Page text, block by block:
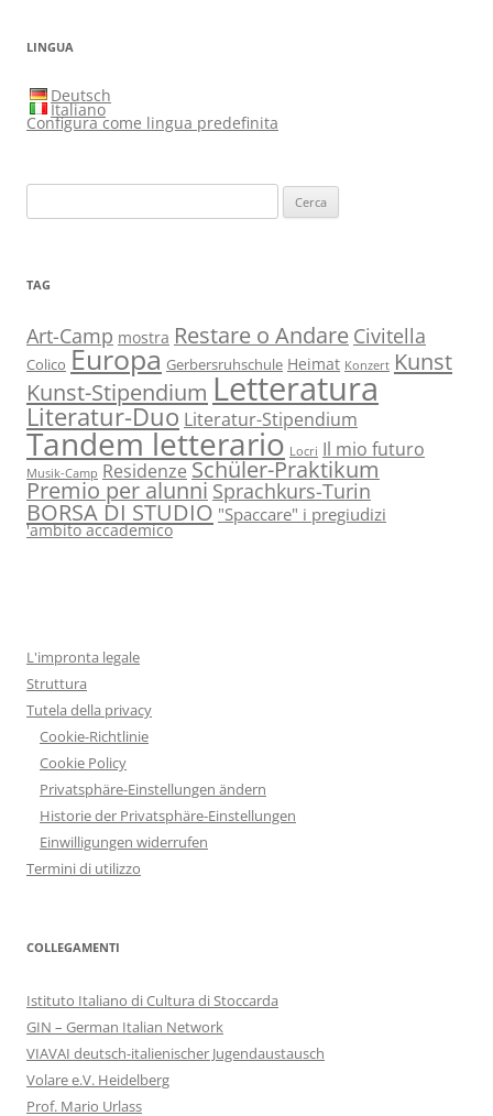
LINGUA
Deutsch
Italiano
Configura come lingua predefinita
per:
TAG
Art-Camp mostra Restare o Andare Civitella
Colico Europa Gerbersruhschule Heimat Konzert Kunst
Kunst-Stipendium Letteratura
Literatur-Duo Literatur-Stipendium
Tandem letterario Locri Il mio futuro
Musik-Camp Residenze Schüler-Praktikum
Premio per alunni Sprachkurs-Turin
BORSA DI STUDIO "Spaccare" i pregiudizi
'ambito accademico
L'impronta legale
Struttura
Tutela della privacy
Cookie-Richtlinie
Cookie Policy
Privatsphäre-Einstellungen ändern
Historie der Privatsphäre-Einstellungen
Einwilligungen widerrufen
Termini di utilizzo
COLLEGAMENTI
Istituto Italiano di Cultura di Stoccarda
GIN – German Italian Network
VIAVAI deutsch-italienischer Jugendaustausch
Volare e.V. Heidelberg
Prof. Mario Urlass